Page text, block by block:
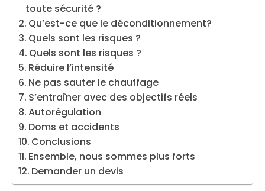
toute sécurité ?
Qu’est-ce que le déconditionnement?
Quels sont les risques ?
Quels sont les risques ?
Réduire l’intensité
Ne pas sauter le chauffage
S’entraîner avec des objectifs réels
Autorégulation
Doms et accidents
Conclusions
Ensemble, nous sommes plus forts
Demander un devis